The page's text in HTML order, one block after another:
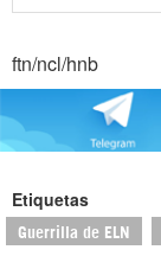
ftn/ncl/hnb
Etiquetas
Guerrilla de ELN